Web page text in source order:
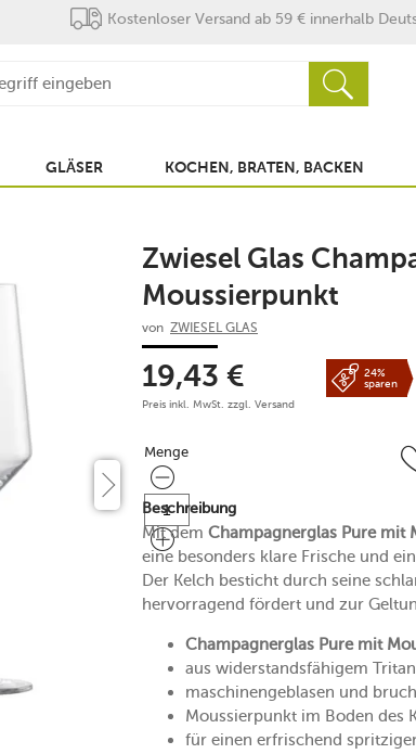
Kostenloser Versand ab 59 € innerhalb
GLÄSER KOCHEN, BRATEN, BACKEN
Zwiesel Glas
Moussierpunkt
von ZWIESEL GLAS
19,43 €
Preis inkl. MwSt. zzgl. Versand
24%
sparen
Menge
Menge
Beschreibung
Mit dem Champagnerglas Pure mit
eine besonders klare Frische und
Der Kelch besticht durch seine
hervorragend fördert und zur
Champagnerglas Pure mit
aus widerstandsfähigem
maschinengeblasen und
Moussierpunkt im Boden des
für einen erfrischend